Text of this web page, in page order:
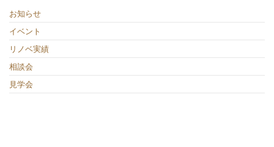
お知らせ
イベント
リノベ実績
相談会
見学会